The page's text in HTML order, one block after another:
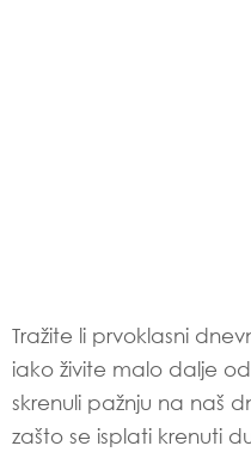
Tražite li prvoklasni
iako živite malo dalje
skrenuli pažnju na naš
zašto se isplati krenuti